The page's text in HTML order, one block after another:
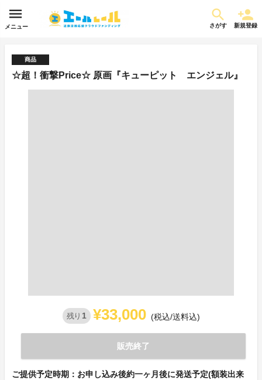
メニュー さがす 新規登録
商品
☆超！衝撃Price☆ 原画『キューピット エンジェル』
残り 1 ¥33,000 (税込/送料込)
販売終了
ご提供予定時期：お申し込み後約一ヶ月後に発送予定(額装出来